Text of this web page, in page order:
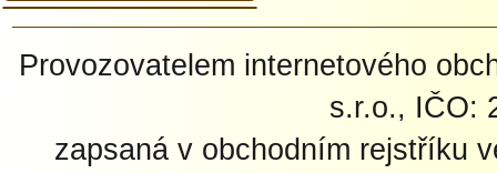
Provozovatelem internetového
s.r.o., IČO:
zapsaná v obchodním rejstříku